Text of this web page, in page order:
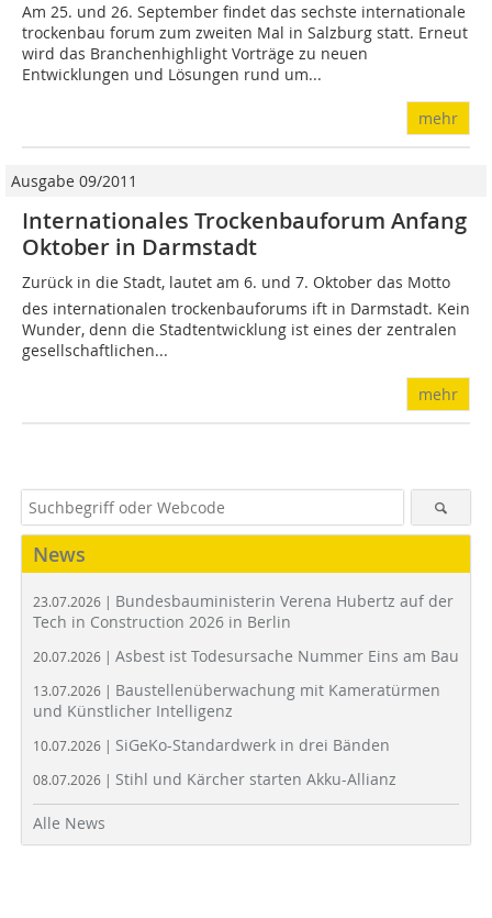
Am 25. und 26. September findet das sechste internationale
trockenbau forum zum zweiten Mal in Salzburg statt. Erneut
wird das Branchenhighlight Vorträge zu neuen
Entwicklungen und Lösungen rund um...
mehr
Ausgabe 09/2011
Internationales Trockenbauforum Anfang
Oktober in Darmstadt
Zurück in die Stadt, lautet am 6. und 7. Oktober das Motto
des internationalen trockenbauforums ift in Darmstadt. Kein
Wunder, denn die Stadtentwicklung ist eines der zentralen
gesellschaftlichen...
mehr
News
23.07.2026 | Bundesbauministerin Verena Hubertz auf der
Tech in Construction 2026 in Berlin
20.07.2026 | Asbest ist Todesursache Nummer Eins am Bau
13.07.2026 | Baustellenüberwachung mit Kameratürmen
und Künstlicher Intelligenz
10.07.2026 | SiGeKo-Standardwerk in drei Bänden
08.07.2026 | Stihl und Kärcher starten Akku-Allianz
Alle News